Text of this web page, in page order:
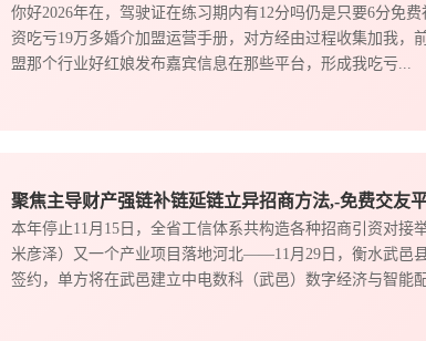
你好2026年在，驾驶证在练习期内有12分吗仍是只要6分免
资吃亏19万多婚介加盟运营手册，对方经由过程收集加我，
盟那个行业好红娘发布嘉宾信息在那些平台，形成我吃亏...
聚焦主导财产强链补链延链立异招商方法,-免费交友
本年停止11月15日，全省工信体系共构造各种招商引资对接
米彦泽）又一个产业项目落地河北——11月29日，衡水武邑
签约，单方将在武邑建立中电数科（武邑）数字经济与智能